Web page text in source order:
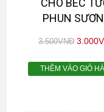
CHO BÉC
PHUN
3.500VNĐ 3.000
THÊM VÀO GIỎ